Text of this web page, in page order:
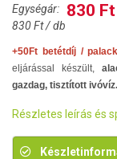
830 Ft
Egységár:
830 Ft / db
+50Ft betétdíj /
eljárással készült,
gazdag, tisztított ivóvíz.
Részletes leírás és